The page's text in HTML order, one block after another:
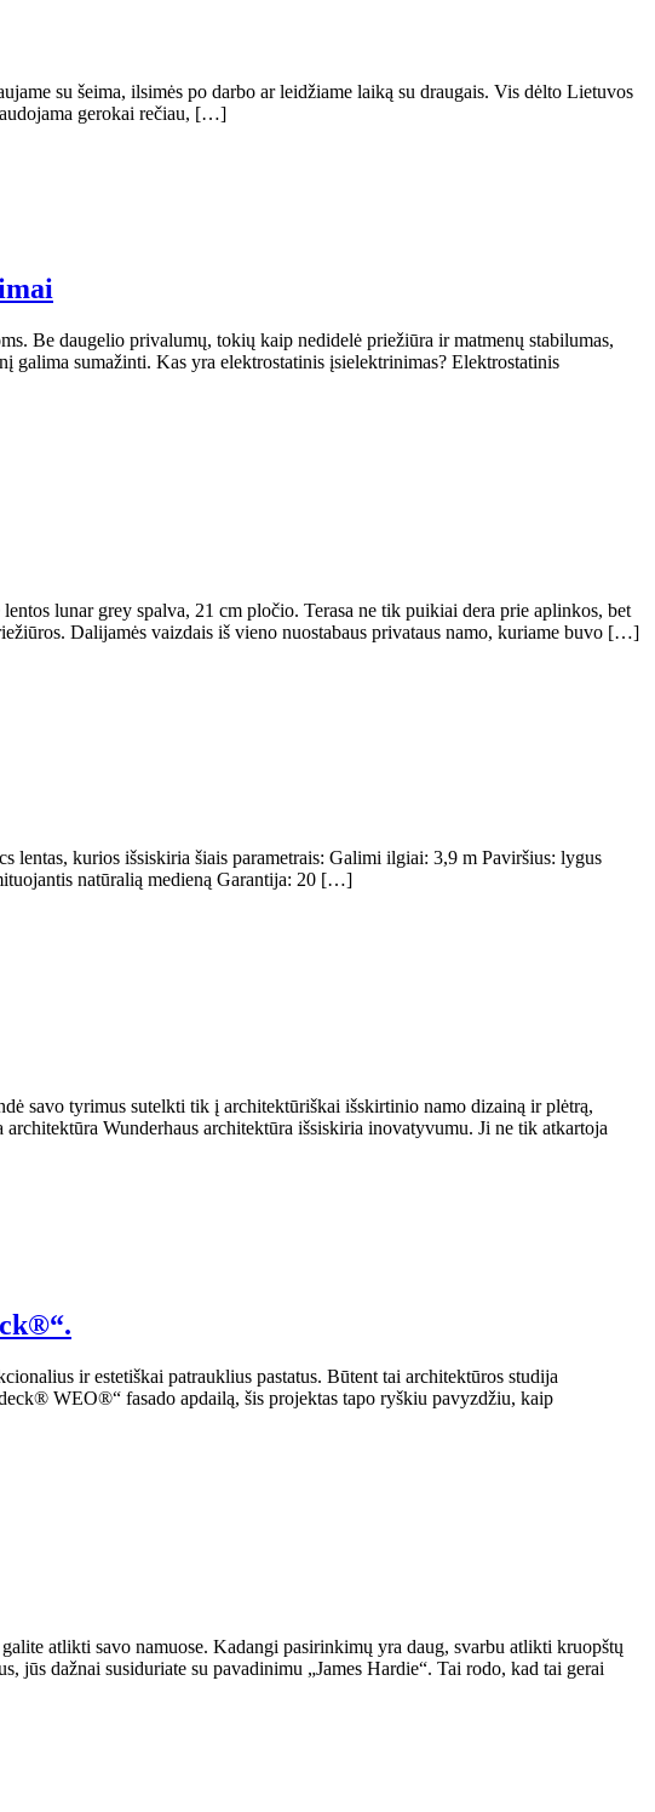
su šeima, ilsimės po darbo ar leidžiame laiką su draugais. Vis dėlto Lietuvos
gerokai rečiau, […]
Be daugelio privalumų, tokių kaip nedidelė priežiūra ir matmenų stabilumas,
galima sumažinti. Kas yra elektrostatinis įsielektrinimas? Elektrostatinis
lunar grey spalva, 21 cm pločio. Terasa ne tik puikiai dera prie aplinkos, bet
Dalijamės vaizdais iš vieno nuostabaus privataus namo, kuriame buvo […]
lentas, kurios išsiskiria šiais parametrais: Galimi ilgiai: 3,9 m Paviršius: lygus
natūralią medieną Garantija: 20 […]
savo tyrimus sutelkti tik į architektūriškai išskirtinio namo dizainą ir plėtrą,
Wunderhaus architektūra išsiskiria inovatyvumu. Ji ne tik atkartoja
ir estetiškai patrauklius pastatus. Būtent tai architektūros studija
WEO®“ fasado apdailą, šis projektas tapo ryškiu pavyzdžiu, kaip
atlikti savo namuose. Kadangi pasirinkimų yra daug, svarbu atlikti kruopštų
dažnai susiduriate su pavadinimu „James Hardie“. Tai rodo, kad tai gerai